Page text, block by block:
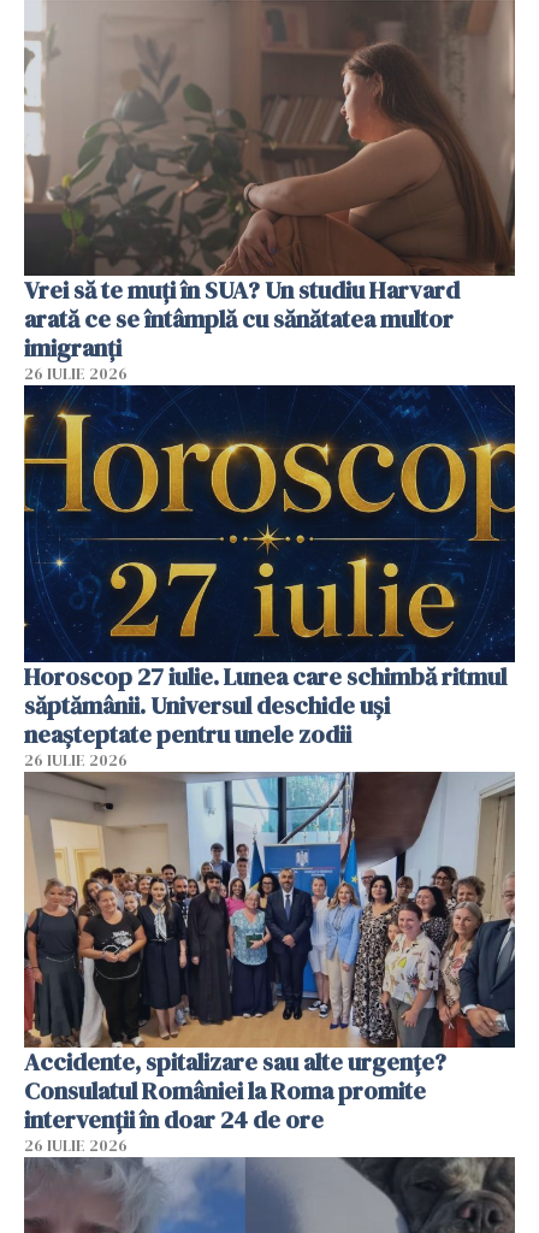
Vrei să te muți în SUA? Un studiu Harvard
arată ce se întâmplă cu sănătatea multor
imigranți
26 IULIE 2026
Horoscop 27 iulie. Lunea care schimbă ritmul
săptămânii. Universul deschide uși
neașteptate pentru unele zodii
26 IULIE 2026
Accidente, spitalizare sau alte urgențe?
Consulatul României la Roma promite
intervenții în doar 24 de ore
26 IULIE 2026